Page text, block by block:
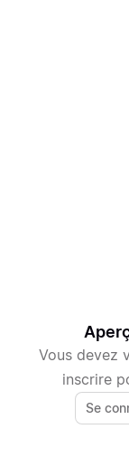
Vous devez
inscrire
Se